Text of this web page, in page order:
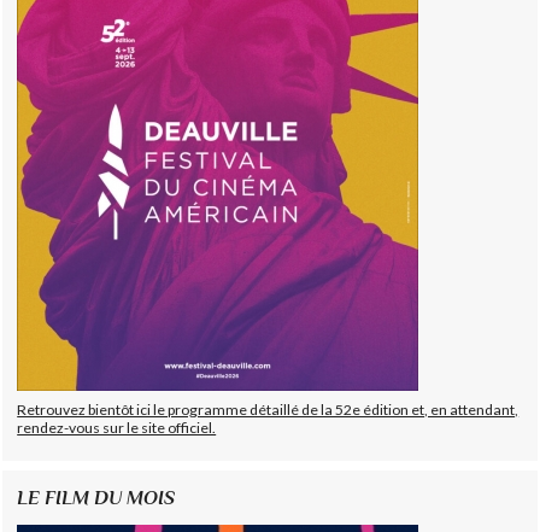
Retrouvez bientôt ici le programme détaillé de la 52e édition et, en attendant,
rendez-vous sur le site officiel.
LE FILM DU MOIS